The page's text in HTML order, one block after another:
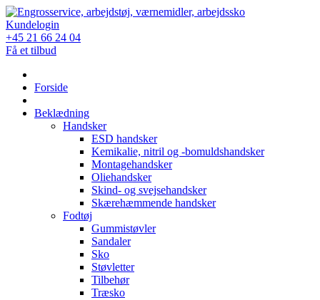
Skip
to
content
Kundelogin
+45 21 66 24 04
Få et tilbud
Forside
Beklædning
Handsker
ESD handsker
Kemikalie, nitril og -bomuldshandsker
Montagehandsker
Oliehandsker
Skind- og svejsehandsker
Skærehæmmende handsker
Fodtøj
Gummistøvler
Sandaler
Sko
Støvletter
Tilbehør
Træsko